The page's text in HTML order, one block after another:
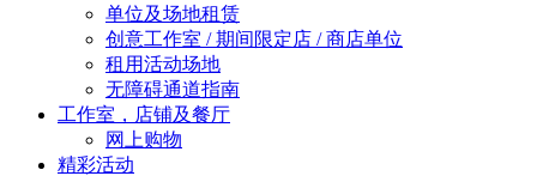
单位及场地租赁
创意工作室 / 期间限定店 / 商店单位
租用活动场地
无障碍通道指南
工作室，店铺及餐厅
网上购物
精彩活动